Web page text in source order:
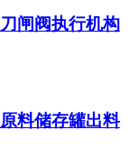
闸阀执行机构
料储存罐出料